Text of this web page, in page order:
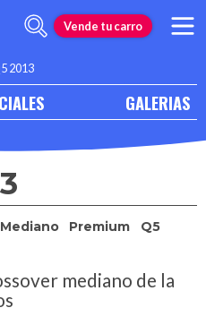
Vende tu carro
2013
GALERIAS
Mediano Premium
Q5
mediano de la